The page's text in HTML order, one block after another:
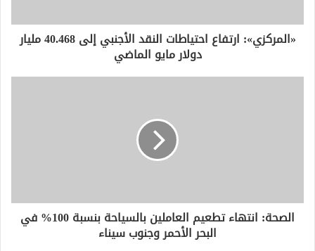
ر
«المركزي»: ارتفاع احتياطات النقد الأجنبي إلى 40.468 مليار
دولار مايو الماضي
الصحة: انتهاء تطعيم العاملين بالسياحة بنسبة 100% في
البحر الأحمر وجنوب سيناء